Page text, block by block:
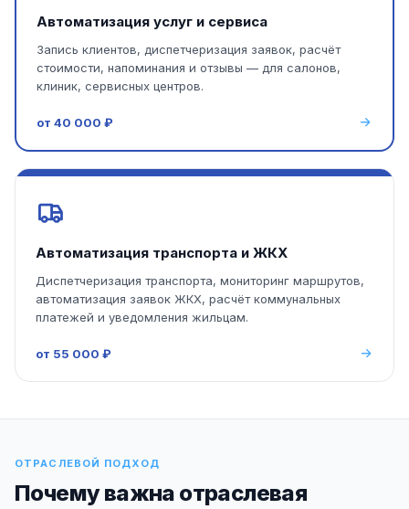
Автоматизация услуг и сервиса
Запись клиентов, диспетчеризация заявок, расчёт
стоимости, напоминания и отзывы — для салонов,
клиник, сервисных центров.
от 40 000 ₽
Автоматизация транспорта и ЖКХ
Диспетчеризация транспорта, мониторинг маршрутов,
автоматизация заявок ЖКХ, расчёт коммунальных
платежей и уведомления жильцам.
от 55 000 ₽
ОТРАСЛЕВОЙ ПОДХОД
Почему важна отраслевая